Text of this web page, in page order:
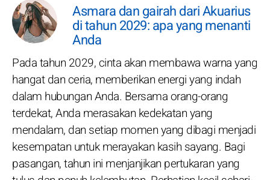
Asmara dan gairah dari Akuarius
di tahun 2029: apa yang menanti
Anda
Pada tahun 2029, cinta akan membawa warna yang
hangat dan ceria, memberikan energi yang indah
dalam hubungan Anda. Bersama orang-orang
terdekat, Anda merasakan kedekatan yang
mendalam, dan setiap momen yang dibagi menjadi
kesempatan untuk merayakan kasih sayang. Bagi
pasangan, tahun ini menjanjikan pertukaran yang